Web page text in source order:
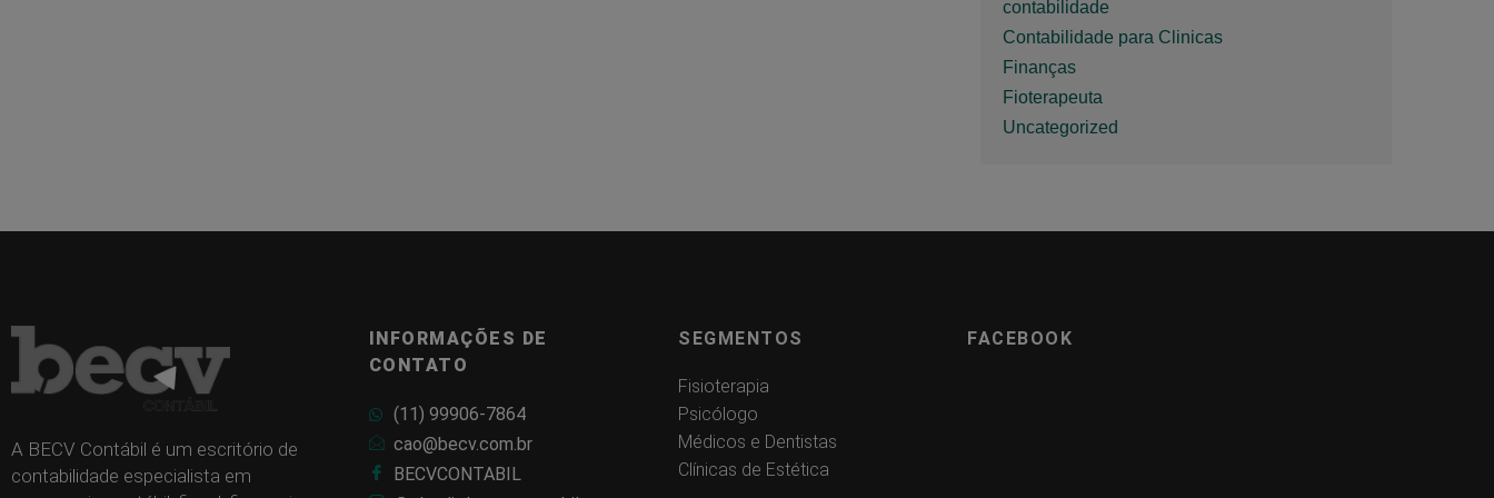
contabilidade
Contabilidade para Clinicas
Finanças
Fioterapeuta
Uncategorized
A BECV Contábil é um escritório de
contabilidade especialista em
INFORMAÇÕES DE
CONTATO
(11) 99906-7864
cao@becv.com.br
BECVCONTABIL
SEGMENTOS
Fisioterapia
Psicólogo
Médicos e Dentistas
Clínicas de Estética
FACEBOOK